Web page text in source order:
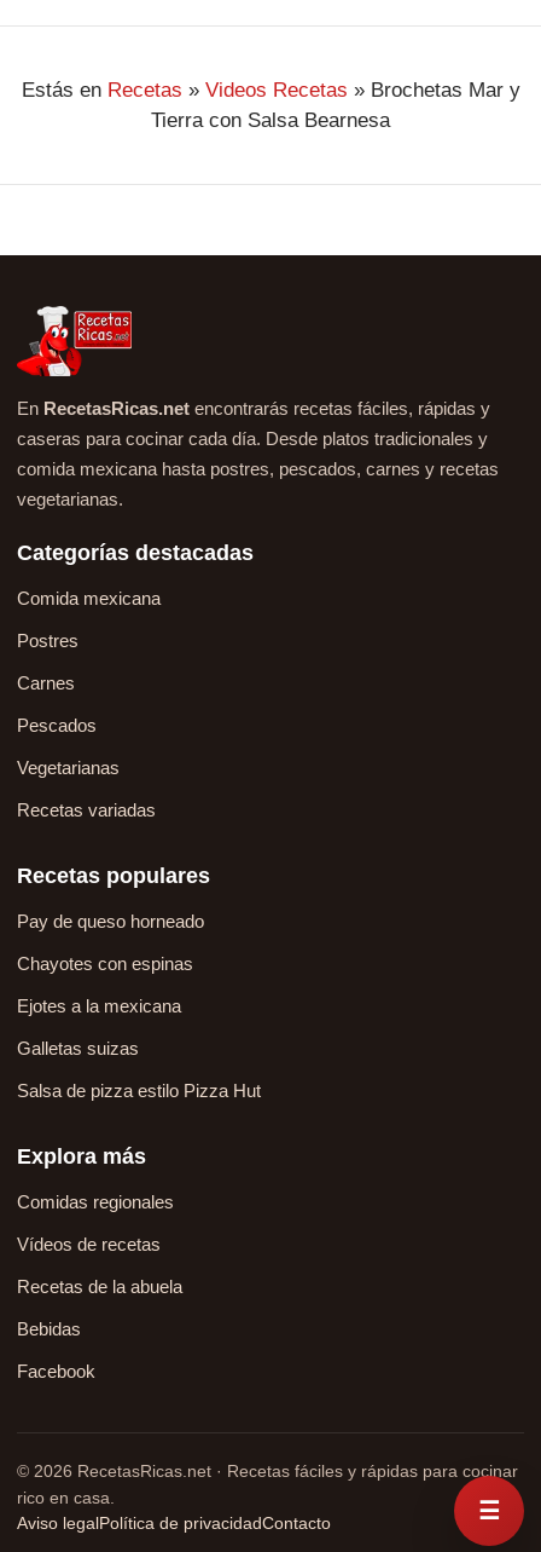
Estás en Recetas » Videos Recetas » Brochetas Mar y
Tierra con Salsa Bearnesa
☰
En RecetasRicas.net encontrarás recetas fáciles, rápidas y
caseras para cocinar cada día. Desde platos tradicionales y
comida mexicana hasta postres, pescados, carnes y recetas
vegetarianas.
Categorías destacadas
Comida mexicana
Postres
Carnes
Pescados
Vegetarianas
Recetas variadas
Recetas populares
Pay de queso horneado
Chayotes con espinas
Ejotes a la mexicana
Galletas suizas
Salsa de pizza estilo Pizza Hut
Explora más
Comidas regionales
Vídeos de recetas
Recetas de la abuela
Bebidas
Facebook
© 2026 RecetasRicas.net · Recetas fáciles y rápidas para cocinar
rico en casa.
Aviso legalPolítica de privacidadContacto